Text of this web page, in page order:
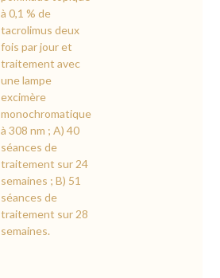
à 0,1 % de
tacrolimus deux
fois par jour et
traitement avec
une lampe
excimère
monochromatique
à 308 nm ; A) 40
séances de
traitement sur 24
semaines ; B) 51
séances de
traitement sur 28
semaines.